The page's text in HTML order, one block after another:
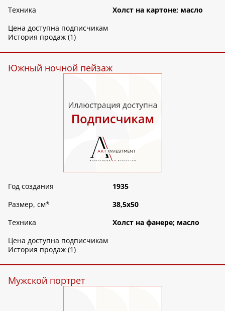
Техника
Холст на картоне; масло
Цена доступна подписчикам
История продаж (1)
Южный ночной пейзаж
Год создания
1935
Размер, см*
38,5х50
Техника
Холст на фанере; масло
Цена доступна подписчикам
История продаж (1)
Мужской портрет